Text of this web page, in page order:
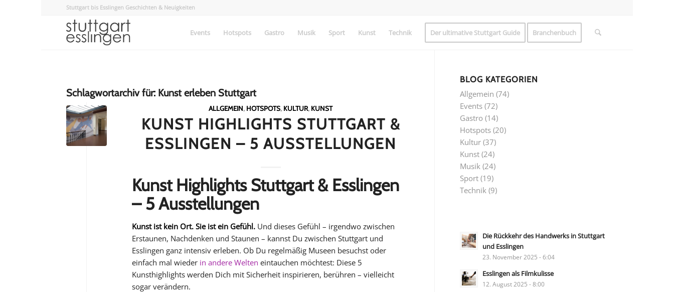
Stuttgart bis Esslingen Geschichten & Neuigkeiten
Events Hotspots Gastro Musik Sport Kunst Technik Der ultimative Stuttgart Guide Branchenbuch
Schlagwortarchiv für: Kunst erleben Stuttgart
ALLGEMEIN, HOTSPOTS, KULTUR, KUNST
KUNST HIGHLIGHTS STUTTGART &
ESSLINGEN – 5 AUSSTELLUNGEN
Kunst Highlights Stuttgart & Esslingen
– 5 Ausstellungen
Kunst ist kein Ort. Sie ist ein Gefühl. Und dieses Gefühl – irgendwo zwischen
Erstaunen, Nachdenken und Staunen – kannst Du zwischen Stuttgart und
Esslingen ganz intensiv erleben. Ob Du regelmäßig Museen besuchst oder
einfach mal wieder in andere Welten eintauchen möchtest: Diese 5
Kunsthighlights werden Dich mit Sicherheit inspirieren, berühren – vielleicht
sogar verändern.
BLOG KATEGORIEN
Allgemein (74)
Events (72)
Gastro (14)
Hotspots (20)
Kultur (37)
Kunst (24)
Musik (24)
Sport (19)
Technik (9)
Die Rückkehr des Handwerks in Stuttgart
und Esslingen
23. November 2025 - 6:04
Esslingen als Filmkulisse
12. August 2025 - 8:00